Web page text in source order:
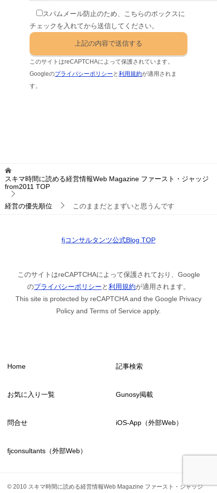
スパムメール防止のため、こちらのボックスに
チェックを入れてから送信してください。
このサイトはreCAPTCHAによって保護されています。
Googleのプライバシーポリシー と利用規約が適用されま
す。
スキマ時間に読める経営情報Web Magazine ファースト・ジャッジ
from2011 TOP
経営の優先順位 このままだとまずいと思うんです
fjコンサルタンツ公式Blog TOP
このサイトはreCAPTCHAによって保護されており、Google
のプライバシーポリシーと利用規約が適用されます。
This site is protected by reCAPTCHA and the Google Privacy
Policy and Terms of Service apply.
Home 記事検索
お気に入り一覧 Gunosy掲載
問合せ iOS-App（外部Web）
fjconsultants（外部Web）
© 2010 スキマ時間に読める経営情報Web Magazine ファースト・ジャッジ